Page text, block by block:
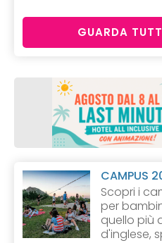
GUARDA
CAMPUS
Scopri i
per
quello più
d'inglese,